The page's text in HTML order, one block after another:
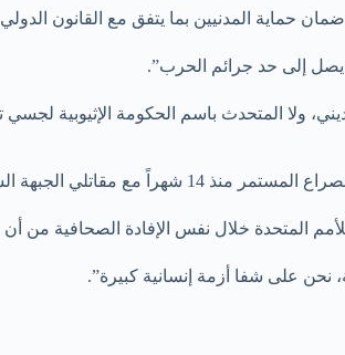
حماية المدنيين بما يتفق مع القانون
يصل إلى حد جرائم الحرب”.
ولا المتحدث باسم الحكومة الإثيوبية
تيغراي لديها قوات جوية تمكنها من شن ضربات.
المتحدة خلال نفس الإفادة الصحافية
نحن على شفا أزمة إنسانية كبيرة”.